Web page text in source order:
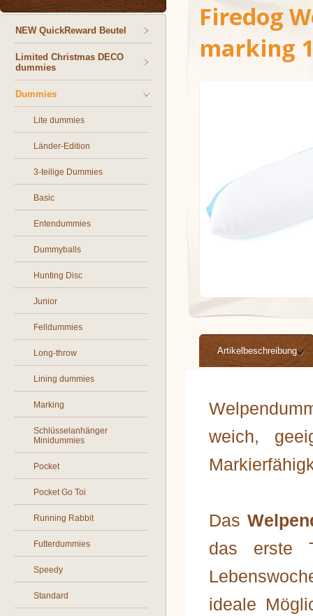
NEW QuickReward Beutel
Limited Christmas DECO
dummies
Dummies
Lite dummies
Länder-Edition
3-teilige Dummies
Basic
Entendummies
Dummyballs
Hunting Disc
Junior
Felldummies
Long-throw
Lining dummies
Marking
Schlüsselanhänger
Minidummies
Pocket
Pocket Go Toi
Running Rabbit
Futterdummies
Speedy
Standard
Firedog
marking
Artikelbeschreibung
weich,
Das
das erste
ideale